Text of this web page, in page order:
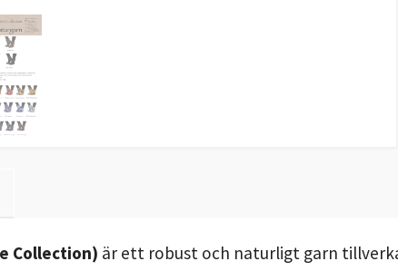
Collection) är ett robust och naturligt garn